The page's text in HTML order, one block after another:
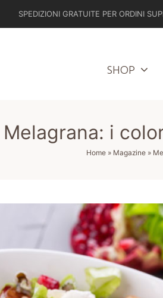
SPEDIZIONI GRATUITE PER ORDINI
SHOP
Melagrana: i
Home » Magazine »